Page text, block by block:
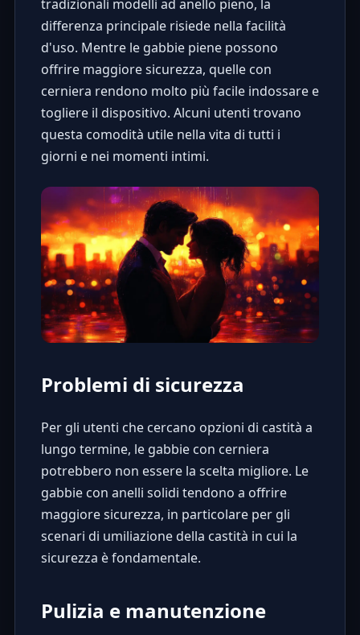
tradizionali modelli ad anello pieno, la
differenza principale risiede nella facilità
d'uso. Mentre le gabbie piene possono
offrire maggiore sicurezza, quelle con
cerniera rendono molto più facile indossare e
togliere il dispositivo. Alcuni utenti trovano
questa comodità utile nella vita di tutti i
giorni e nei momenti intimi.
Problemi di sicurezza
Per gli utenti che cercano opzioni di castità a
lungo termine, le gabbie con cerniera
potrebbero non essere la scelta migliore. Le
gabbie con anelli solidi tendono a offrire
maggiore sicurezza, in particolare per gli
scenari di umiliazione della castità in cui la
sicurezza è fondamentale.
Pulizia e manutenzione